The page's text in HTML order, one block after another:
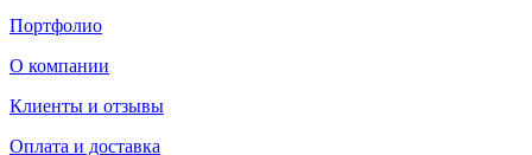
Портфолио
О компании
Клиенты и отзывы
Оплата и доставка